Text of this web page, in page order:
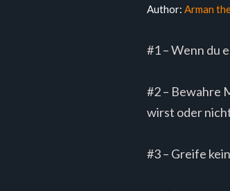
Author: Arman
#1 – Wenn du
#2 – Bewahre
wirst oder
#3 – Greife